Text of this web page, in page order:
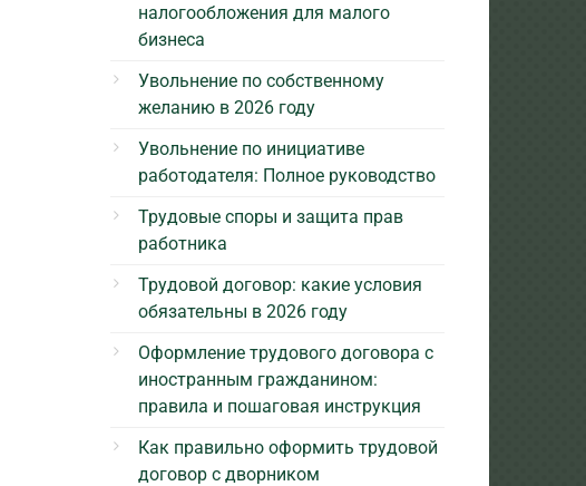
налогообложения для малого
бизнеса
Увольнение по собственному
желанию в 2026 году
Увольнение по инициативе
работодателя: Полное руководство
Трудовые споры и защита прав
работника
Трудовой договор: какие условия
обязательны в 2026 году
Оформление трудового договора с
иностранным гражданином:
правила и пошаговая инструкция
Как правильно оформить трудовой
договор с дворником